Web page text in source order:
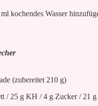
kochendes Wasser
(zubereitet 210 g)
/ 25 g KH / 4 g Zucker / 21